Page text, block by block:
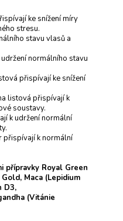
ke snížení míry
stresu.
stavu vlasů a
normálního stavu
přispívají ke snížení
listová přispívají k
soustavy.
k udržení normální
přispívají k normální
přípravky Royal Green
Maca (Lepidium
D3,
(Vitánie